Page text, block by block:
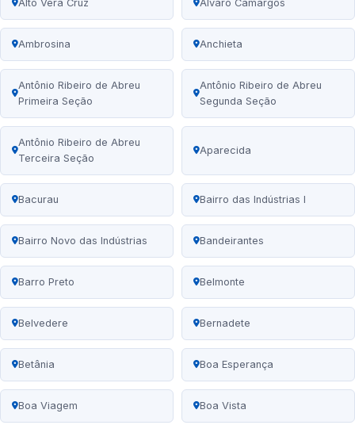
Alto Vera Cruz Álvaro Camargos
Ambrosina Anchieta
Antônio Ribeiro de Abreu
Primeira Seção
Antônio Ribeiro de Abreu
Segunda Seção
Antônio Ribeiro de Abreu
Terceira Seção
Aparecida
Bacurau Bairro das Indústrias I
Bairro Novo das Indústrias Bandeirantes
Barro Preto Belmonte
Belvedere Bernadete
Betânia Boa Esperança
Boa Viagem Boa Vista